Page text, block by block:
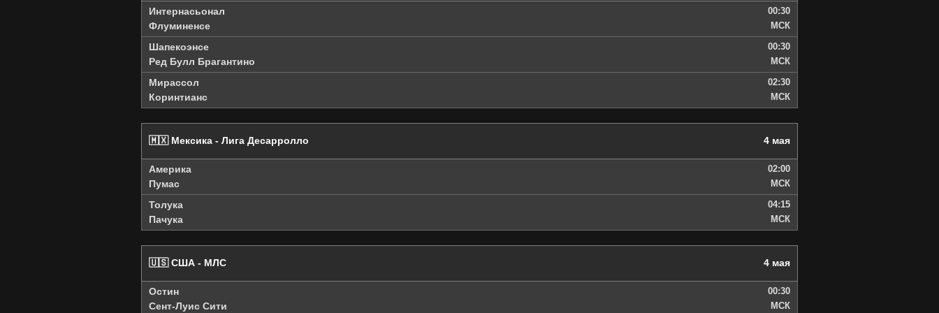
Интернасьонал
Флуминенсе
00:30
МСК
Шапекоэнсе
Ред Булл Брагантино
00:30
МСК
Мирассол
Коринтианс
02:30
МСК
🇲🇽 Мексика - Лига Десарролло 4 мая
Америка
Пумас
02:00
МСК
Толука
Пачука
04:15
МСК
🇺🇸 США - МЛС 4 мая
Остин
Сент-Луис Сити
00:30
МСК